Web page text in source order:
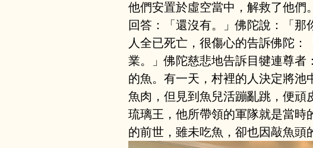
他們安置於虛空當中，解救了他們
回答：「還沒有。」佛陀說：「
人全已死亡，很傷心的告訴佛陀
業。」佛陀慈悲地告訴目犍連尊者
的魚。有一天，村裡的人決定將
魚肉，但見到魚兒活蹦亂跳，便頑
琉璃王，他所帶領的軍隊就是當時
的前世，雖未吃魚，卻也因敲魚頭